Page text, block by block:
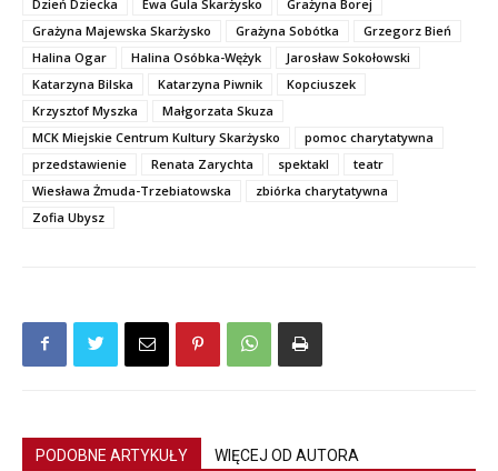
Dzień Dziecka
Ewa Gula Skarżysko
Grażyna Borej
Grażyna Majewska Skarżysko
Grażyna Sobótka
Grzegorz Bień
Halina Ogar
Halina Osóbka-Wężyk
Jarosław Sokołowski
Katarzyna Bilska
Katarzyna Piwnik
Kopciuszek
Krzysztof Myszka
Małgorzata Skuza
MCK Miejskie Centrum Kultury Skarżysko
pomoc charytatywna
przedstawienie
Renata Zarychta spektakl
teatr
Wiesława Żmuda-Trzebiatowska
zbiórka charytatywna
Zofia Ubysz
PODOBNE ARTYKUŁY WIĘCEJ OD AUTORA